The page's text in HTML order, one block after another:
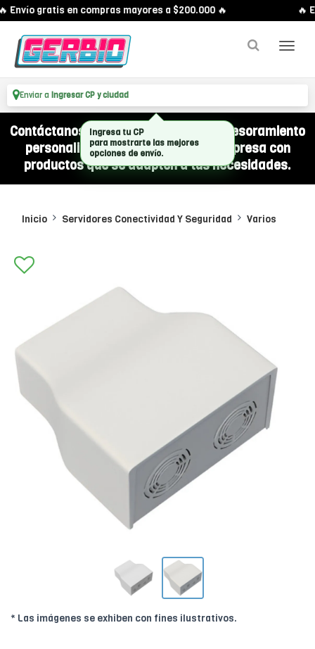
Envío gratis en compras mayores a $200.000 🔥 🔥
Enviar a Ingresar CP y ciudad
Contáctanos por WhatsApp y recibí asesoramiento
personalizado para equipar a tu empresa con
productos que se adapten a tus necesidades.
Inicio Servidores Conectividad Y Seguridad Varios
* Las imágenes se exhiben con fines ilustrativos.
Ingresa tu CP
para mostrarte las mejores
opciones de envío.